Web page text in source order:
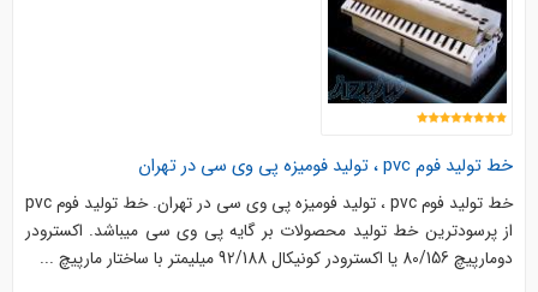
خط تولید فوم pvc ، تولید فومیزه پی وی سی در تهران
خط تولید فوم pvc ، تولید فومیزه پی وی سی در تهران. خط تولید فوم pvc
از پرسودترین خط تولید محصولات بر گایه پی وی سی میباشد. اکسترودر
دومارپیچ 80/156 یا اکسترودر کونیکال 92/188 میلیمتر با ساختار مارپیچ ...